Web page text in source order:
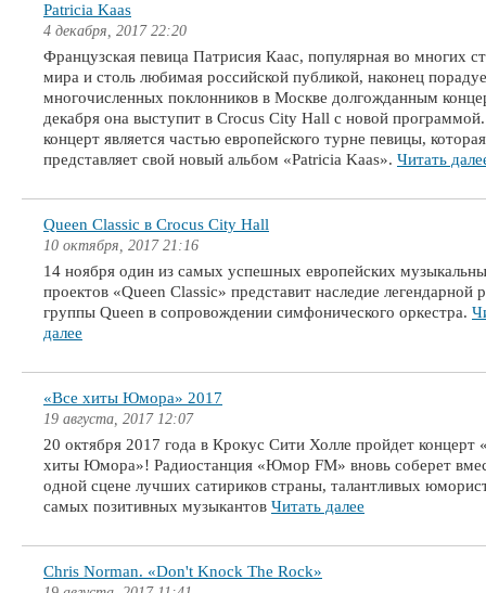
Patricia Kaas
4 декабря, 2017 22:20
Французская певица Патрисия Каас, популярная во многих
мира и столь любимая российской публикой, наконец
многочисленных поклонников в Москве долгожданным
декабря она выступит в Crocus City Hall с новой
концерт является частью европейского турне певицы, которая
представляет свой новый альбом «Patricia Kaas». Читать
Queen Classic в Crocus City Hall
10 октября, 2017 21:16
14 ноября один из самых успешных европейских
проектов «Queen Classic» представит наследие легендарной
группы Queen в сопровождении симфонического оркестра.
далее
«Все хиты Юмора» 2017
19 августа, 2017 12:07
20 октября 2017 года в Крокус Сити Холле пройдет концерт
хиты Юмора»! Радиостанция «Юмор FM» вновь соберет
одной сцене лучших сатириков страны, талантливых
самых позитивных музыкантов Читать далее
Chris Norman. «Don't Knock The Rock»